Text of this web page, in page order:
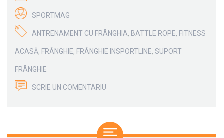
SPORTMAG
ANTRENAMENT CU FRÂNGHIA, BATTLE ROPE, FITNESS
ACASĂ, FRÂNGHIE, FRÂNGHIE INSPORTLINE, SUPORT
FRÂNGHIE
SCRIE UN COMENTARIU